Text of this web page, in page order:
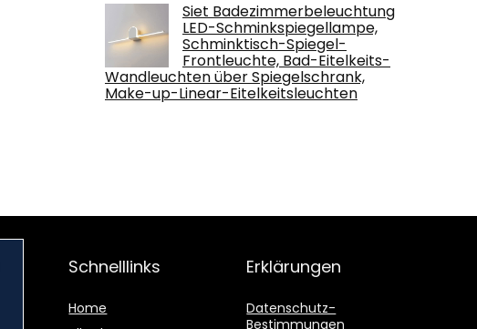
Siet Badezimmerbeleuchtung
LED-Schminkspiegellampe,
Schminktisch-Spiegel-
Frontleuchte, Bad-Eitelkeits-
Wandleuchten über Spiegelschrank,
Make-up-Linear-Eitelkeitsleuchten
Schnelllinks
Home
Erklärungen
Datenschutz-
Bestimmungen